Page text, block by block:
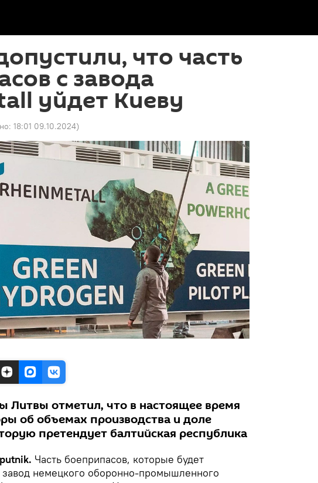
что часть
с завода
уйдет Киеву
18:01 09.10.2024)
Литвы отметил, что в настоящее время
об объемах производства и доле
претендует балтийская республика
Часть боеприпасов, которые будет
завод немецкого оборонно-промышленного